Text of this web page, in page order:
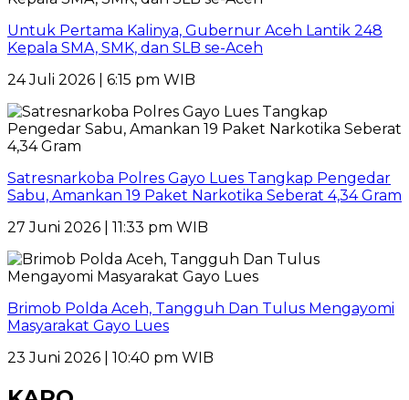
Untuk Pertama Kalinya, Gubernur Aceh Lantik 248
Kepala SMA, SMK, dan SLB se-Aceh
24 Juli 2026 | 6:15 pm WIB
Satresnarkoba Polres Gayo Lues Tangkap Pengedar
Sabu, Amankan 19 Paket Narkotika Seberat 4,34 Gram
27 Juni 2026 | 11:33 pm WIB
Brimob Polda Aceh, Tangguh Dan Tulus Mengayomi
Masyarakat Gayo Lues
23 Juni 2026 | 10:40 pm WIB